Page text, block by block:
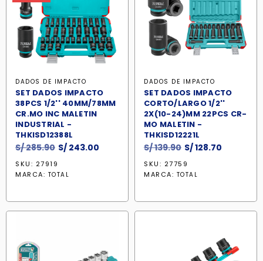
DADOS DE IMPACTO
SET DADOS IMPACTO
38PCS 1/2'' 40MM/78MM
CR.MO INC MALETIN
INDUSTRIAL -
THKISD12388L
S/285.90 El
original
S/ 243.00
SKU: 27919
MARCA: TOTAL
DADOS DE IMPACTO
SET DADOS IMPACTO
CORTO/LARGO 1/2''
2X(10-24)MM 22PCS CR-
MO MALETIN -
THKISD12221L
S/139.90 El
precio
original
S/128.70
SKU: 27759
MARCA: TOTAL